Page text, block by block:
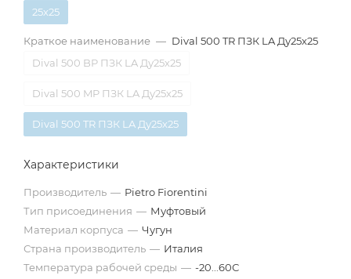
25х25
Краткое наименование — Dival 500 TR ПЗК LA Ду25х25
Dival 500 BP ПЗК LA Ду25х25
Dival 500 MP ПЗК LA Ду25х25
Dival 500 TR ПЗК LA Ду25х25
Характеристики
Производитель — Pietro Fiorentini
Тип присоединения — Муфтовый
Материал корпуса — Чугун
Страна производитель — Италия
Температура рабочей среды — -20...60С